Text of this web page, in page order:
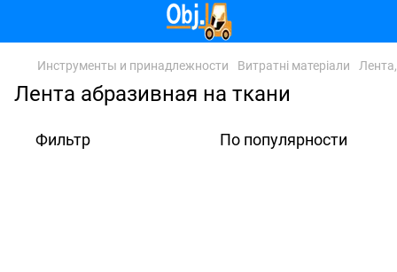
Инструменты и принадлежности Витратні матеріали
Лента абразивная на ткани
Фильтр По популярности